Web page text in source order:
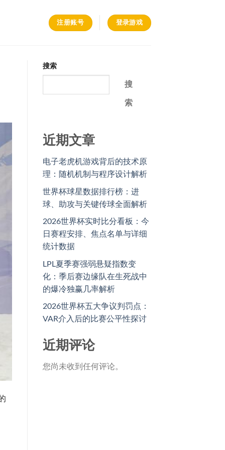
注册账号 登录游戏
搜索
搜
索
近期文章
电子老虎机游戏背后的技术原
理：随机机制与程序设计解析
世界杯球星数据排行榜：进
球、助攻与关键传球全面解析
2026世界杯实时比分看板：今
日赛程安排、焦点名单与详细
统计数据
LPL夏季赛强弱悬疑指数变
化：季后赛边缘队在生死战中
的爆冷独赢几率解析
2026世界杯五大争议判罚点：
VAR介入后的比赛公平性探讨
近期评论
您尚未收到任何评论。